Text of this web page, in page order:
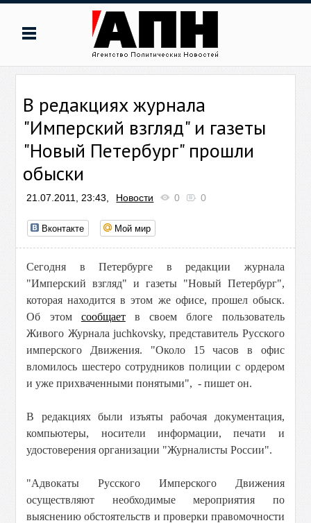
В редакциях журнала
"Имперский взгляд" и газеты
"Новый Петербург" прошли
обыски
21.07.2011, 23:43, Новости 0 0
Вконтакте Мой мир
Сегодня в Петербурге в редакции журнала
"Имперский взгляд" и газеты "Новый Петербург",
которая находится в этом же офисе, прошел обыск.
Об этом сообщаетв своем блоге пользователь
Живого Журнала juchkovsky, представитель Русского
имперского Движения. "Около 15 часов в офис
вломилось шестеро сотрудников полиции с ордером
и уже прихваченными понятыми", - пишет он.
В редакциях были изъяты рабочая документация,
компьютеры, носители информации, печати и
удостоверения организации "Журналисты России".
"Адвокаты Русского Имперского Движения
осуществляют необходимые мероприятия по
выяснению обстоятельств и проверки правомочности